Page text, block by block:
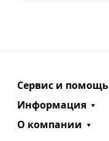
Сервис и помощь
Информация
О компании